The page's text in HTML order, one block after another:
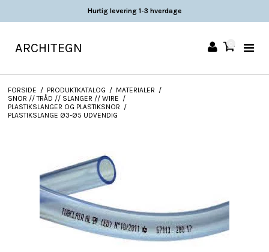
Hurtig levering 1-3 hverdage
ARCHITEGN
FORSIDE / PRODUKTKATALOG / MATERIALER /
SNOR // TRÅD // SLANGER // WIRE /
PLASTIKSLANGER OG PLASTIKSNOR /
PLASTIKSLANGE Ø3-Ø5 UDVENDIG